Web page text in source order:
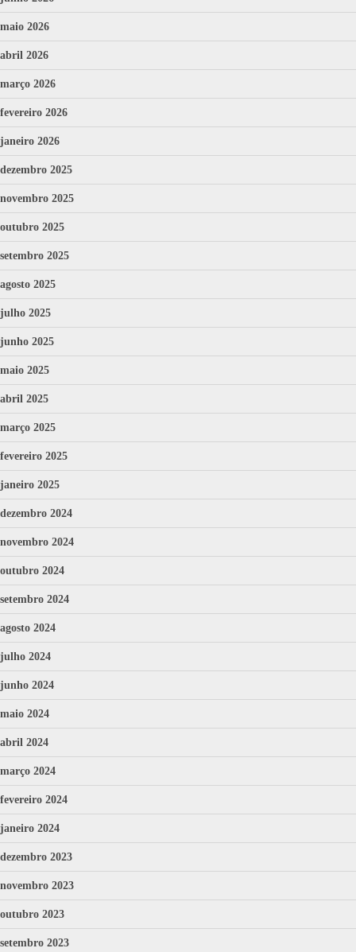
maio 2026
abril 2026
março 2026
fevereiro 2026
janeiro 2026
dezembro 2025
novembro 2025
outubro 2025
setembro 2025
agosto 2025
julho 2025
junho 2025
maio 2025
abril 2025
março 2025
fevereiro 2025
janeiro 2025
dezembro 2024
novembro 2024
outubro 2024
setembro 2024
agosto 2024
julho 2024
junho 2024
maio 2024
abril 2024
março 2024
fevereiro 2024
janeiro 2024
dezembro 2023
novembro 2023
outubro 2023
setembro 2023